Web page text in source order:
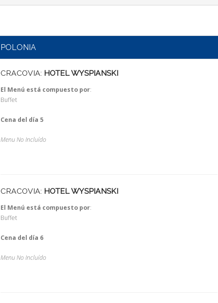
POLONIA
CRACOVIA: HOTEL WYSPIANSKI
El Menú está compuesto por:
Buffet
Cena del día 5
Menu No Incluído
CRACOVIA: HOTEL WYSPIANSKI
El Menú está compuesto por:
Buffet
Cena del día 6
Menu No Incluído